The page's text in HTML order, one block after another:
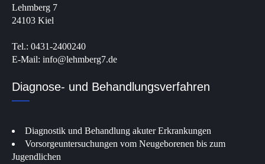
Lehmberg 7
24103 Kiel
Tel.: 0431-2400240
E-Mail: info@lehmberg7.de
Diagnose- und Behandlungsverfahren
Diagnostik und Behandlung akuter Erkrankungen
Vorsorgeuntersuchungen vom Neugeborenen bis zum
Jugendlichen